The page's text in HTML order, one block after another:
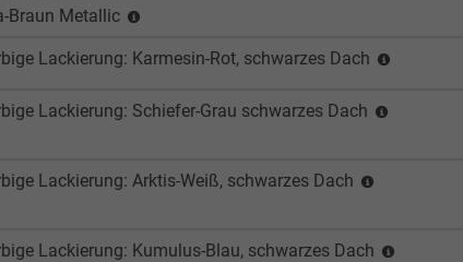
Braun Metallic
Lackierung: Karmesin-Rot, schwarzes Dach
Lackierung: Schiefer-Grau schwarzes Dach
Lackierung: Arktis-Weiß, schwarzes Dach
Lackierung: Kumulus-Blau, schwarzes Dach